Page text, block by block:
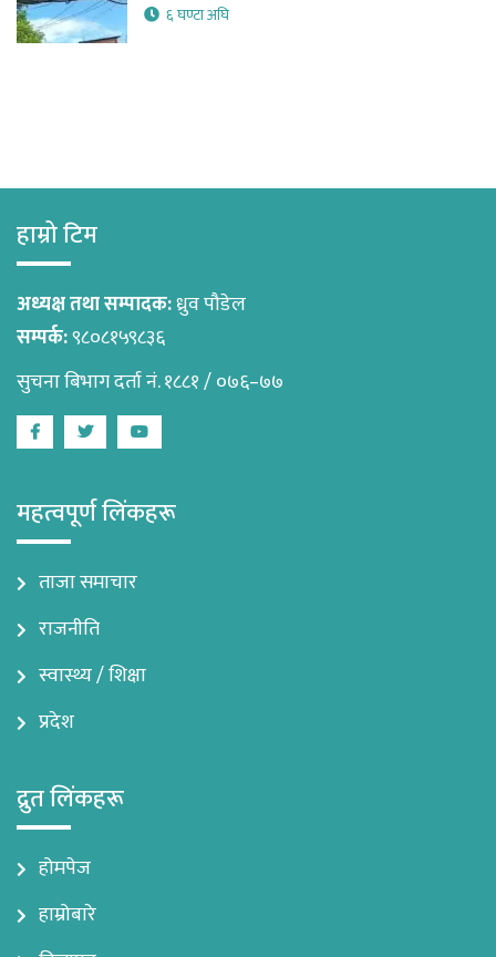
६ घण्टा अघि
हाम्रो टिम
अध्यक्ष तथा सम्पादक:ध्रुव पौडेल
सम्पर्क:९८०८१५९८३६
सुचना बिभाग दर्ता नं. १८८१ / ०७६–७७
FacebookTwitterYoutube
महत्वपूर्ण लिंकहरू
ताजा समाचार
राजनीति
स्वास्थ्य / शिक्षा
प्रदेश
द्रुत लिंकहरू
होमपेज
हाम्रोबारे